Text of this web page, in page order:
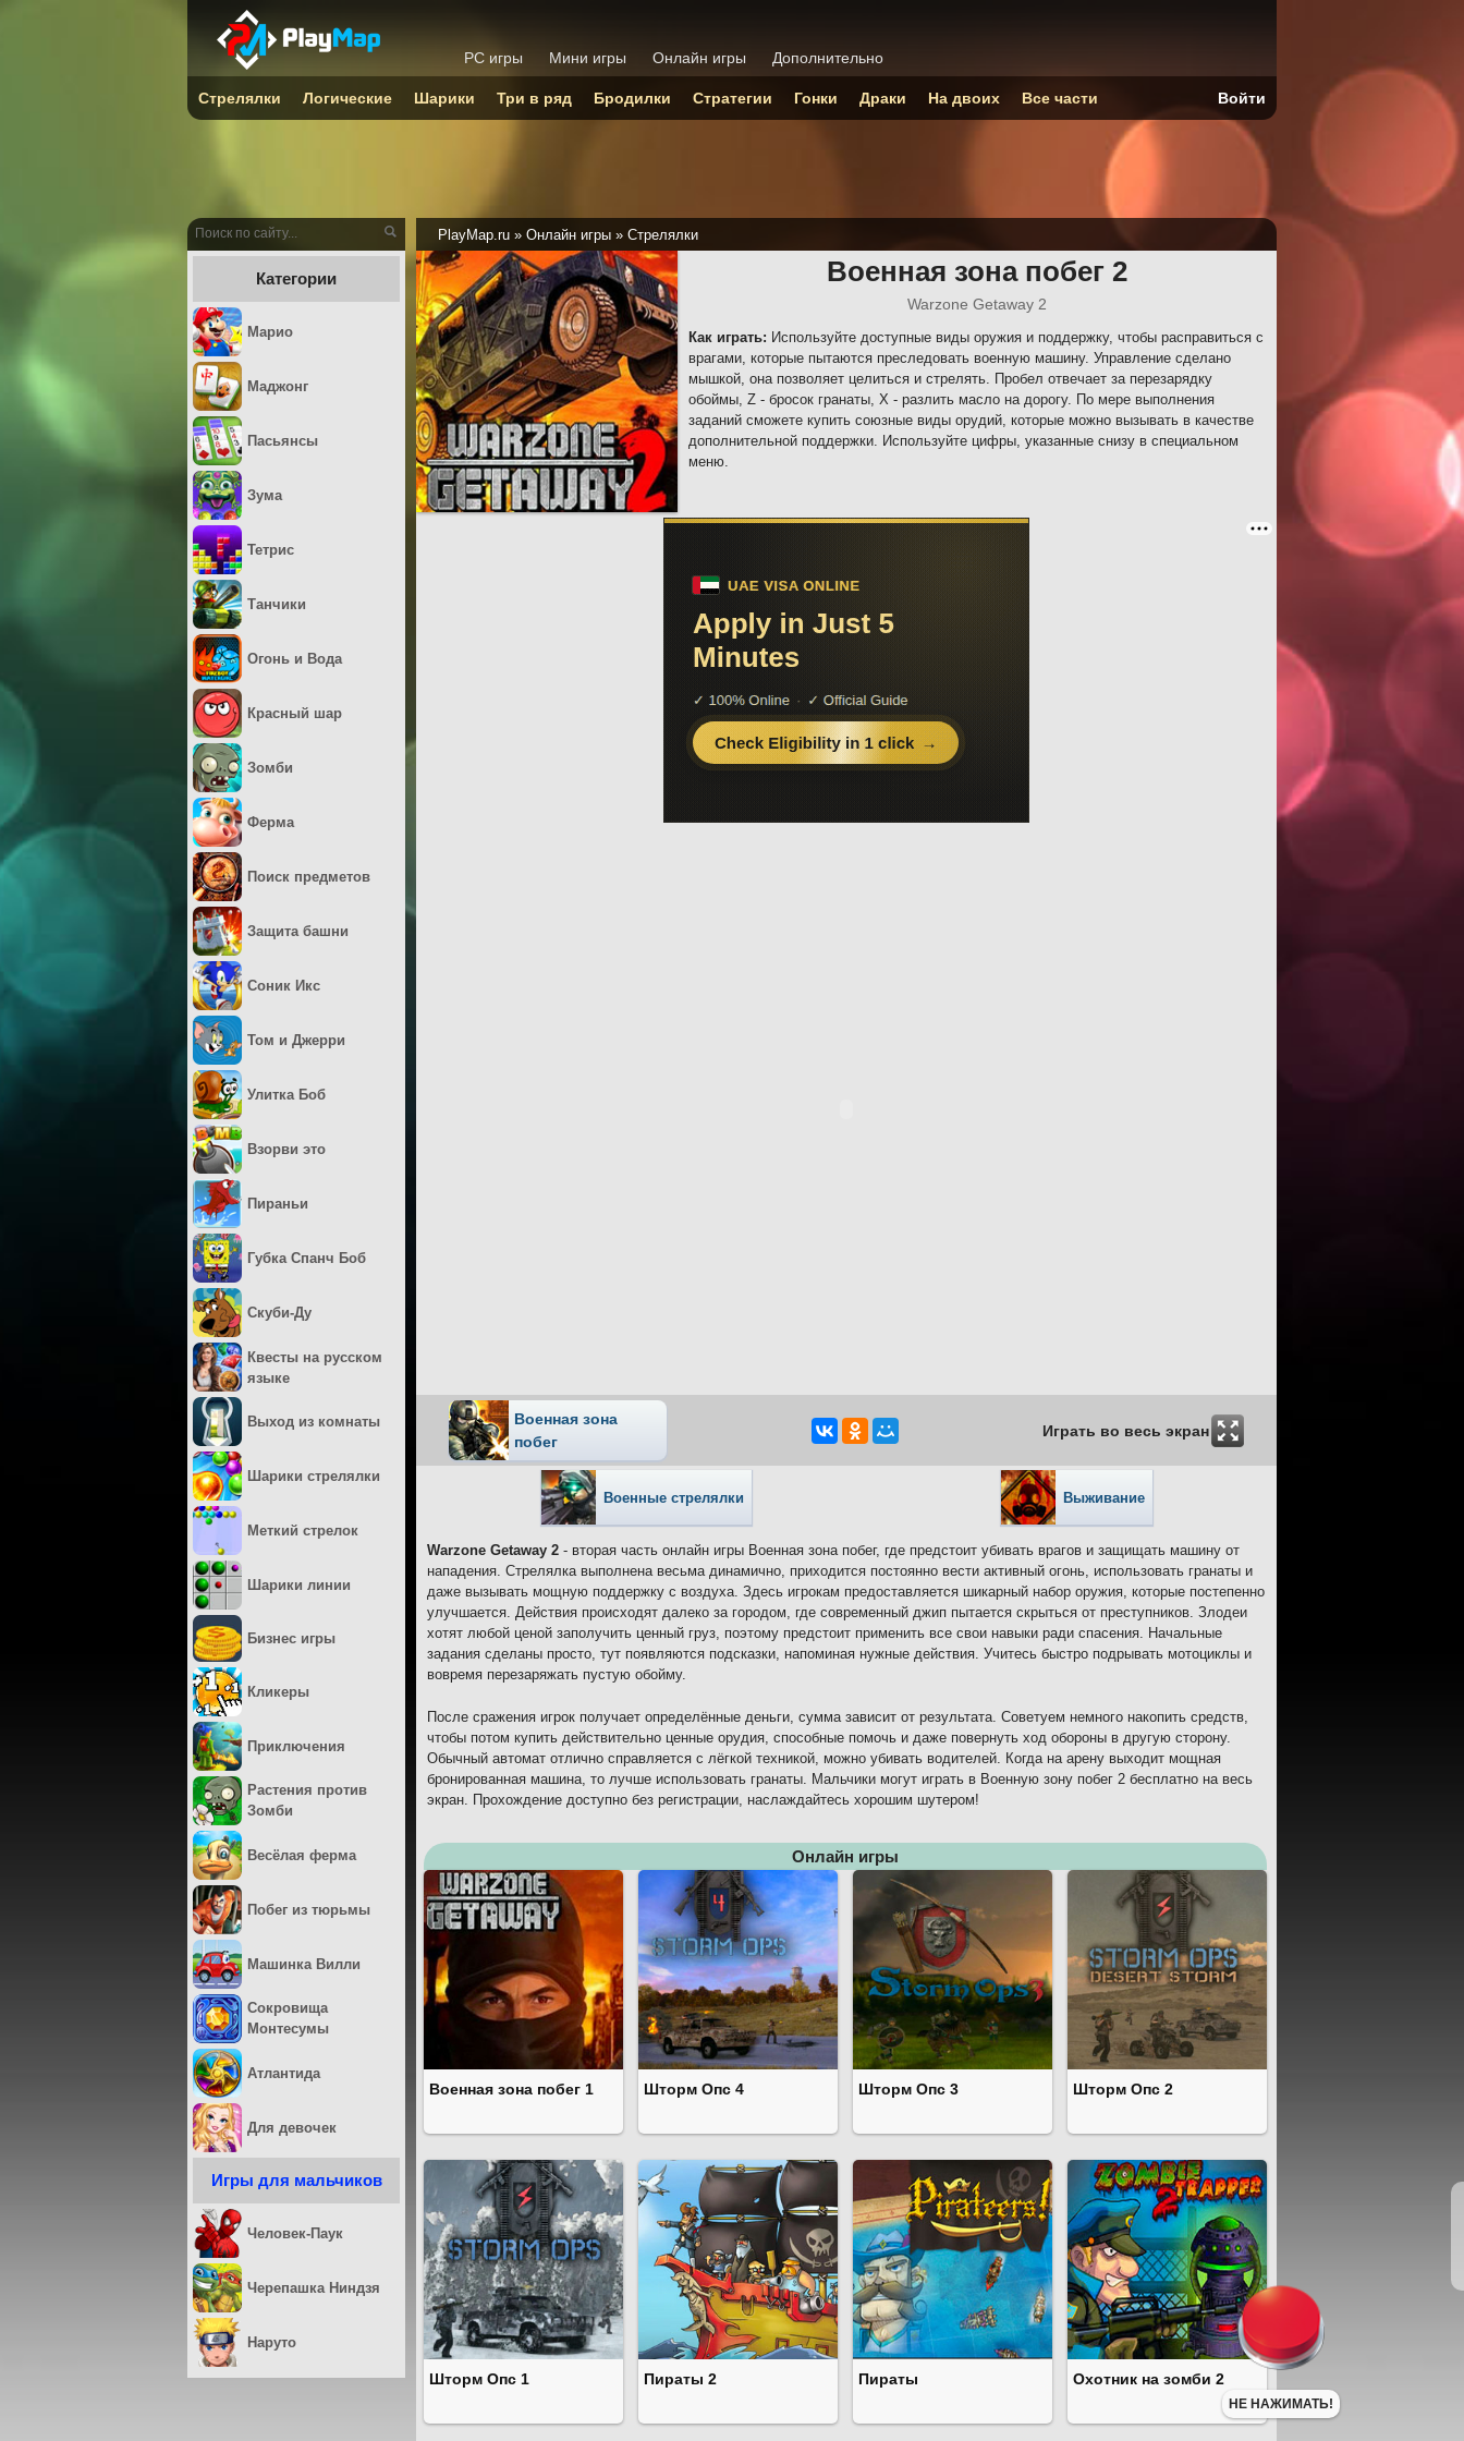
PlayMap.ru » Онлайн игры » Стрелялки
Военная зона побег 2
Warzone Getaway 2
Как играть: Используйте доступные виды оружия и поддержку, чтобы расправиться с
врагами, которые пытаются преследовать военную машину. Управление сделано
мышкой, она позволяет целиться и стрелять. Пробел отвечает за перезарядку
обоймы, Z - бросок гранаты, X - разлить масло на дорогу. По мере выполнения
заданий сможете купить союзные виды орудий, которые можно вызывать в качестве
дополнительной поддержки. Используйте цифры, указанные снизу в специальном
меню.
Военная зона
побег
Играть во весь экран
Военные стрелялки Выживание
Warzone Getaway 2 - вторая часть онлайн игры Военная зона побег, где предстоит убивать врагов и защищать машину от
нападения. Стрелялка выполнена весьма динамично, приходится постоянно вести активный огонь, использовать гранаты и
даже вызывать мощную поддержку с воздуха. Здесь игрокам предоставляется шикарный набор оружия, которые постепенно
улучшается. Действия происходят далеко за городом, где современный джип пытается скрыться от преступников. Злодеи
хотят любой ценой заполучить ценный груз, поэтому предстоит применить все свои навыки ради спасения. Начальные
задания сделаны просто, тут появляются подсказки, напоминая нужные действия. Учитесь быстро подрывать мотоциклы и
вовремя перезаряжать пустую обойму.
После сражения игрок получает определённые деньги, сумма зависит от результата. Советуем немного накопить средств,
чтобы потом купить действительно ценные орудия, способные помочь и даже повернуть ход обороны в другую сторону.
Обычный автомат отлично справляется с лёгкой техникой, можно убивать водителей. Когда на арену выходит мощная
бронированная машина, то лучше использовать гранаты. Мальчики могут играть в Военную зону побег 2 бесплатно на весь
экран. Прохождение доступно без регистрации, наслаждайтесь хорошим шутером!
Онлайн игры
Военная зона побег 1 Шторм Опс 4 Шторм Опс 3 Шторм Опс 2
Шторм Опс 1 Пираты 2 Пираты Охотник на зомби 2
Категории
Марио
Маджонг
Пасьянсы
Зума
Тетрис
Танчики
Огонь и Вода
Красный шар
Зомби
Ферма
Поиск предметов
Защита башни
Соник Икс
Том и Джерри
Улитка Боб
Взорви это
Пираньи
Губка Спанч Боб
Скуби-Ду
Квесты на русском
языке
Выход из комнаты
Шарики стрелялки
Меткий стрелок
Шарики линии
Бизнес игры
Кликеры
Приключения
Растения против
Зомби
Весёлая ферма
Побег из тюрьмы
Машинка Вилли
Сокровища
Монтесумы
Атлантида
Для девочек
Игры для мальчиков
Человек-Паук
Черепашка Ниндзя
Наруто
PC игры Мини игры Онлайн игры Дополнительно
Стрелялки Логические Шарики Три в ряд Бродилки Стратегии Гонки Драки На двоих Все части Войти
НЕ НАЖИМАТЬ!